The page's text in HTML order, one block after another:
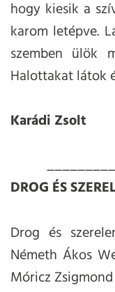
hogy kiesik a
karom letépve.
szemben ülök
Halottakat látok
Karádi Zsolt
DROG ÉS
Drog és
Németh Ákos
Móricz